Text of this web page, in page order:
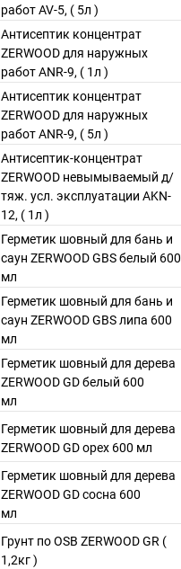
работ AV-5, ( 5л )
Антисептик концентрат
ZERWOOD для наружных
работ ANR-9, ( 1л )
Антисептик концентрат
ZERWOOD для наружных
работ ANR-9, ( 5л )
Антисептик-концентрат
ZERWOOD невымываемый д/
тяж. усл. эксплуатации AKN-
12, ( 1л )
Герметик шовный для бань и
саун ZERWOOD GBS белый 600
мл
Герметик шовный для бань и
саун ZERWOOD GBS липа 600
мл
Герметик шовный для дерева
ZERWOOD GD белый 600
мл
Герметик шовный для дерева
ZERWOOD GD орех 600 мл
Герметик шовный для дерева
ZERWOOD GD сосна 600
мл
Грунт по OSB ZERWOOD GR (
1,2кг )